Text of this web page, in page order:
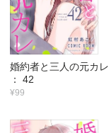
婚約者と三人の元カレ
： 42
¥99